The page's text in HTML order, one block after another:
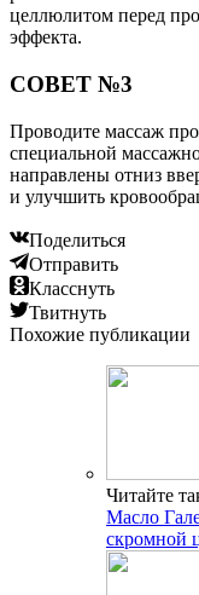
целлюлитом перед
эффекта.
СОВЕТ №3
Проводите массаж
специальной
направлены отниз
и улучшить
Поделиться
Отправить
Класснуть
Твитнуть
Похожие публикации
Читайте
Масло
скромной